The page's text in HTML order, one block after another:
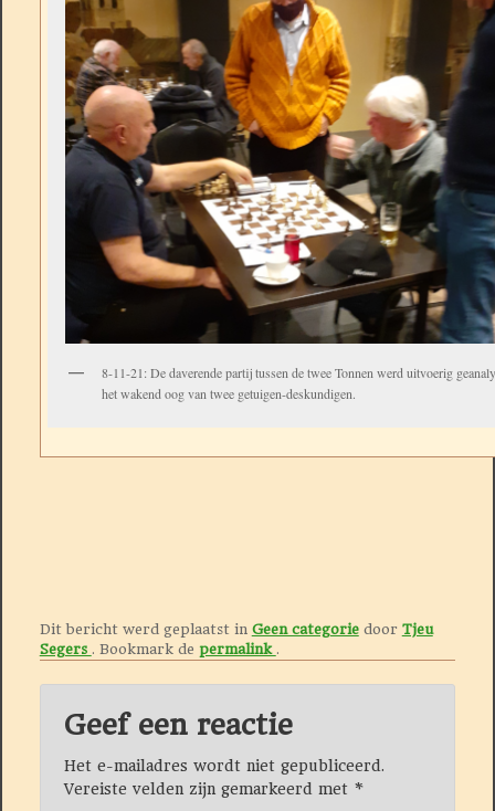
8-11-21: De daverende partij tussen de twee Tonnen werd uitvoerig
het wakend oog van twee getuigen-deskundigen.
Dit bericht werd geplaatst in Geen categoriedoor Tjeu
Segers . Bookmark de permalink .
Geef een reactie
Het e-mailadres wordt niet gepubliceerd.
Vereiste velden zijn gemarkeerd met *